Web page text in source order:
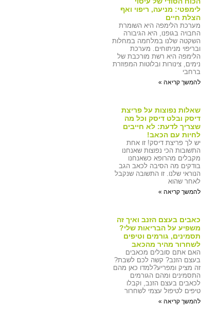
לימפטי: מניעה, ריפוי ואף
הצלת חיים
מערכת הלימפה היא השומרת
החבויה בגופנו, היא הגיבורה
השקטה שלנו במלחמה במחלות
ובריפוי מניתוחים. מערכת
הלימפה היא רשת מורכבת של
נימים, צינורות ובלוטות המפוזרת
ברחבי
להמשך קריאה »
שאלות נפוצות על פריצת
דיסק ובלט דיסק וכל מה
שצריך לדעת: לא חייבים
לחיות עם הכאב!
יש לך פריצת דיסק! זו אחת
התשובות הכי נפוצות שאנחנו
מקבלים מהרופא כשאנחנו
בודקים מה הסיבה לכאב הגב
הנוראי שלנו. זו התשובה שנקבל
לאחר שהוא
להמשך קריאה »
כאבים בעצם הזנב ואיך זה
משפיע על הבריאות שלי?
תסמינים, גורמים וטיפים
לשחרור מהיר מהכאב
האם אתם סובלים מכאבים
בעצם הזנב? קשה לכם לשבת?
זה מציק ומפריע?למדו כאן מהם
התסמינים ומהם הגורמים
לכאבים בעצם הזנב, וקבלו
טיפים לטיפול עצמי לשחרור
להמשך קריאה »